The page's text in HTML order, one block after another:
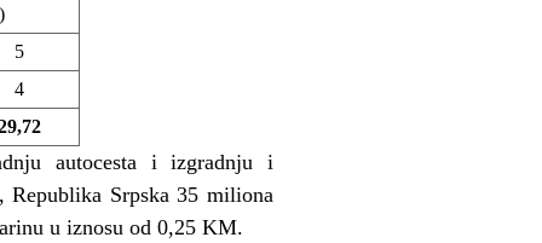
5
4
autocesta i izgradnju i
Srpska 35 miliona
u iznosu od 0,25 KM.